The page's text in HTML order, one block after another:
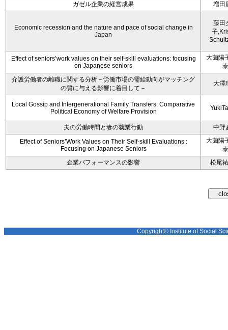
ガゼル企業の経営成果
増田
Economic recession and the nature and pace of social change in
Japan
藤田
子
Effect of seniors’work values on their self-skill evaluations: focusing
on Japanese seniors
大薗陽
泰
介護労働者の離職に関する分析－労働市場の需給動向がマッチング
の質に与える影響に着目して－
大澤
Local Gossip and Intergenerational Family Transfers: Comparative
Political Economy of Welfare Provision
夫の労働時間と妻の就業行動
中野
Effect of Seniors’Work Values on Their Self-skill Evaluations :
Focusing on Japanese Seniors
大薗陽
泰
企業パフォーマンスの影響
松尾
Copyright© Institute of Social